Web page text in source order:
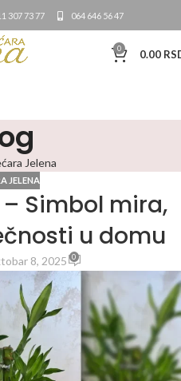
307 73 77 064 646 56 47
0 0.00
Jelena
JELENA
Simbol mira,
u domu
8, 2025 0